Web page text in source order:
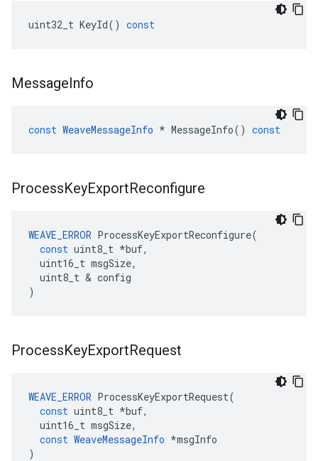
uint32_t KeyId() const
MessageInfo
const WeaveMessageInfo * MessageInfo() const
ProcessKeyExportReconfigure
WEAVE_ERROR ProcessKeyExportReconfigure(
const uint8_t *buf,
uint16_t msgSize,
uint8_t & config
)
ProcessKeyExportRequest
WEAVE_ERROR ProcessKeyExportRequest(
const uint8_t *buf,
uint16_t msgSize,
const WeaveMessageInfo *msgInfo
)